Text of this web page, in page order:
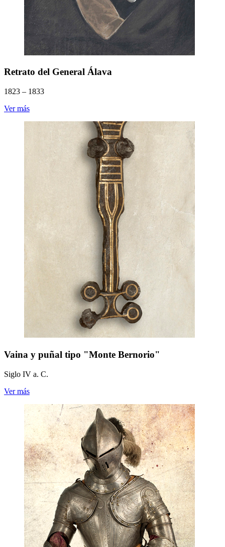
Retrato del General Álava
1823 – 1833
Ver más
Vaina y puñal tipo "Monte Bernorio"
Siglo IV a. C.
Ver más